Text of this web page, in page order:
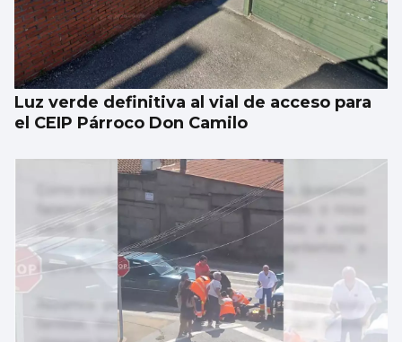
Luz verde definitiva al vial de acceso para
el CEIP Párroco Don Camilo